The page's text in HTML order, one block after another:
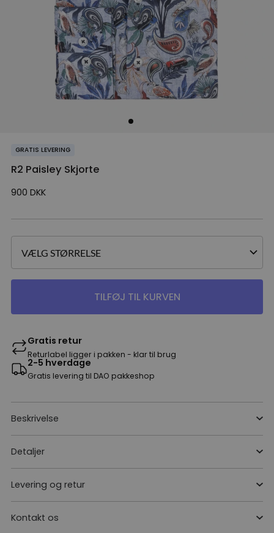
GRATIS LEVERING
R2 Paisley Skjorte
900 DKK
TILFØJ TIL KURVEN
Gratis retur
Returlabel ligger i pakken - klar til brug
2-5 hverdage
Gratis levering til DAO pakkeshop
Beskrivelse
Detaljer
Levering og retur
Kontakt os